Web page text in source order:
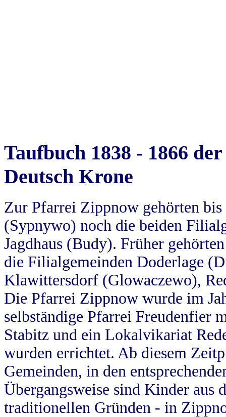
Taufbuch 1838 - 1866
Deutsch Krone
Zur Pfarrei Zippnow gehörten
(Sypnywo) noch die beiden
Jagdhaus (Budy). Früher
die Filialgemeinden Doderlage
Klawittersdorf (Glowaczewo),
Die Pfarrei Zippnow wurde im
selbständige Pfarrei Freudenfier
Stabitz und ein Lokalvikariat
wurden errichtet. Ab diesem
Gemeinden, in den
Übergangsweise sind Kinder aus
traditionellen Gründen - in